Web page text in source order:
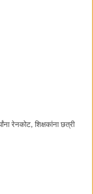
रेनकोट, शिक्षकांना छत्री